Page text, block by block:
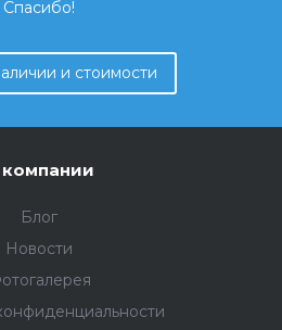
Спасибо!
и стоимости
Блог
Новости